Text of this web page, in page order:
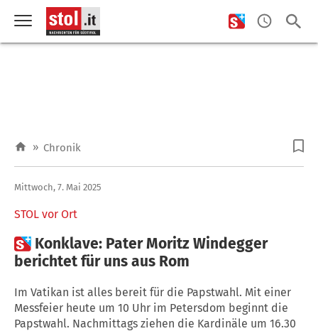
» Chronik
STOL vor Ort
Mittwoch, 7. Mai 2025
 Konklave: Pater Moritz Windegger
berichtet für uns aus Rom
Im Vatikan ist alles bereit für die Papstwahl. Mit einer
Messfeier heute um 10 Uhr im Petersdom beginnt die
Papstwahl. Nachmittags ziehen die Kardinäle um 16.30